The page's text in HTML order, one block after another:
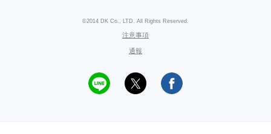
©2014 DK Co., LTD. All Rights Reserved.
注意事項
通報